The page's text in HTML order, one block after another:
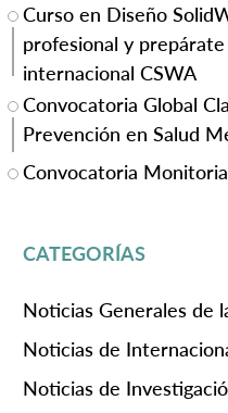
Curso en Diseño
profesional y
internacional CSWA
Convocatoria Global
Prevención en Salud
Convocatoria
CATEGORÍAS
Noticias Generales de
Noticias de
Noticias de